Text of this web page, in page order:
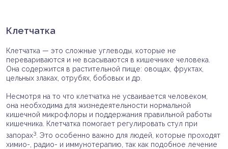
Клетчатка
Клетчатка — это сложные углеводы, которые не
перевариваются и не всасываются в кишечнике человека.
Она содержится в растительной пище: овощах, фруктах,
цельных злаках, отрубях, бобовых и др.
Несмотря на то что клетчатка не усваивается человеком,
она необходима для жизнедеятельности нормальной
кишечной микрофлоры и поддержания правильной работы
кишечника. Клетчатка помогает регулировать стул при
запорах3 . Это особенно важно для людей, которые проходят
химио-, радио- и иммунотерапию, так как подобное лечение